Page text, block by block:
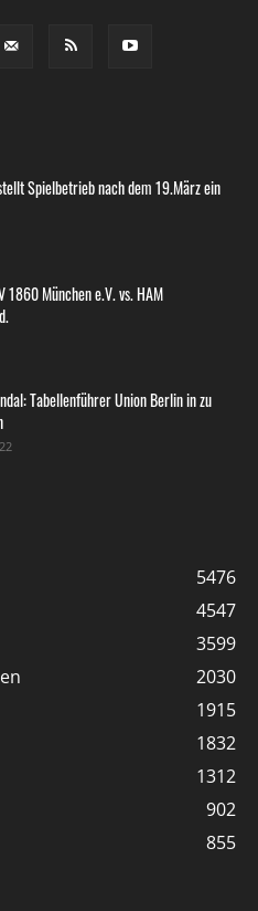
Spielbetrieb nach dem 19.März ein
1860 München e.V. vs. HAM
Tabellenführer Union Berlin in zu
5476
4547
3599
2030
1915
1832
1312
902
855